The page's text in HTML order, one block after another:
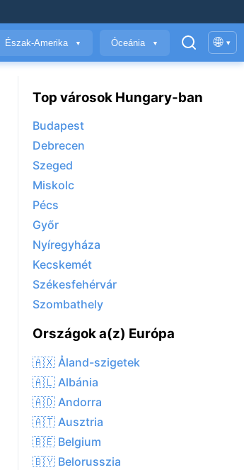
Észak-Amerika ▼ Óceánia ▼ 🌐 ▾
Top városok Hungary-ban
Budapest
Debrecen
Szeged
Miskolc
Pécs
Győr
Nyíregyháza
Kecskemét
Székesfehérvár
Szombathely
Országok a(z) Európa
🇦🇽 Åland-szigetek
🇦🇱 Albánia
🇦🇩 Andorra
🇦🇹 Ausztria
🇧🇪 Belgium
🇧🇾 Belorusszia